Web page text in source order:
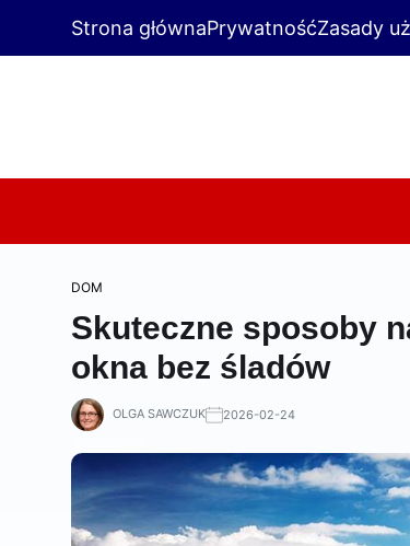
Strona głównaPrywatnośćZasady
DOM
Skuteczne sposoby
okna bez śladów
OLGA SAWCZUK 2026-02-24